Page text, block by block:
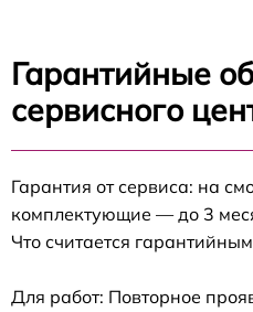
Гарантийные
сервисного
Гарантия от сервиса: на
комплектующие — до 3
Что считается
Для работ: Повторное